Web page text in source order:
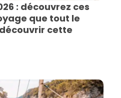
: découvrez ces
que tout le
cette